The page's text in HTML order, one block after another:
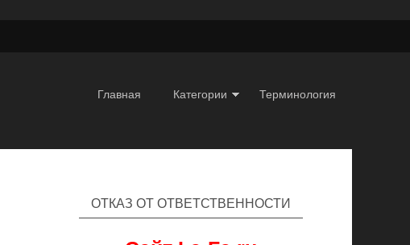
Главная Категории Терминология
ОТКАЗ ОТ ОТВЕТСТВЕННОСТИ